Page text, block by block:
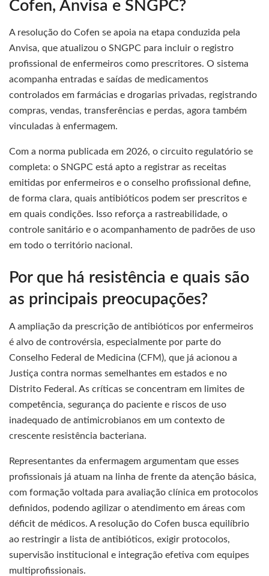
Cofen, Anvisa e SNGPC?
A resolução do Cofen se apoia na etapa conduzida pela
Anvisa, que atualizou o SNGPC para incluir o registro
profissional de enfermeiros como prescritores. O sistema
acompanha entradas e saídas de medicamentos
controlados em farmácias e drogarias privadas, registrando
compras, vendas, transferências e perdas, agora também
vinculadas à enfermagem.
Com a norma publicada em 2026, o circuito regulatório se
completa: o SNGPC está apto a registrar as receitas
emitidas por enfermeiros e o conselho profissional define,
de forma clara, quais antibióticos podem ser prescritos e
em quais condições. Isso reforça a rastreabilidade, o
controle sanitário e o acompanhamento de padrões de uso
em todo o território nacional.
Por que há resistência e quais são
as principais preocupações?
A ampliação da prescrição de antibióticos por enfermeiros
é alvo de controvérsia, especialmente por parte do
Conselho Federal de Medicina (CFM), que já acionou a
Justiça contra normas semelhantes em estados e no
Distrito Federal. As críticas se concentram em limites de
competência, segurança do paciente e riscos de uso
inadequado de antimicrobianos em um contexto de
crescente resistência bacteriana.
Representantes da enfermagem argumentam que esses
profissionais já atuam na linha de frente da atenção básica,
com formação voltada para avaliação clínica em protocolos
definidos, podendo agilizar o atendimento em áreas com
déficit de médicos. A resolução do Cofen busca equilíbrio
ao restringir a lista de antibióticos, exigir protocolos,
supervisão institucional e integração efetiva com equipes
multiprofissionais.